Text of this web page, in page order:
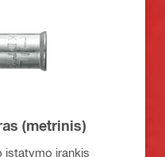
(metrinis)
įstatymo įrankis